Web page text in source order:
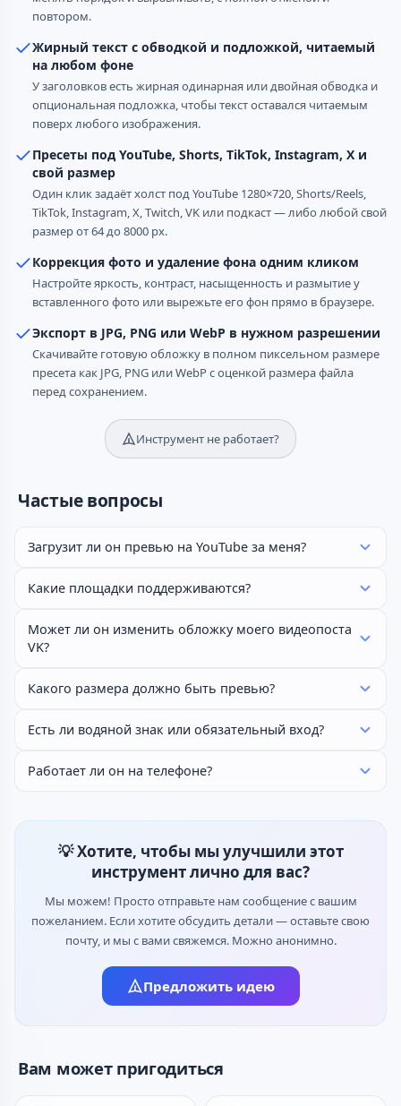
повтором.
Жирный текст с обводкой и подложкой, читаемый
на любом фоне
У заголовков есть жирная одинарная или двойная обводка и
опциональная подложка, чтобы текст оставался читаемым
поверх любого изображения.
Пресеты под YouTube, Shorts, TikTok, Instagram, X и
свой размер
Один клик задаёт холст под YouTube 1280×720, Shorts/Reels,
TikTok, Instagram, X, Twitch, VK или подкаст — либо любой свой
размер от 64 до 8000 px.
Коррекция фото и удаление фона одним кликом
Настройте яркость, контраст, насыщенность и размытие у
вставленного фото или вырежьте его фон прямо в браузере.
Экспорт в JPG, PNG или WebP в нужном разрешении
Скачивайте готовую обложку в полном пиксельном размере
пресета как JPG, PNG или WebP с оценкой размера файла
перед сохранением.
Инструмент не работает?
Частые вопросы
Загрузит ли он превью на YouTube за меня?
Какие площадки поддерживаются?
Может ли он изменить обложку моего видеопоста
VK?
Какого размера должно быть превью?
Есть ли водяной знак или обязательный вход?
Работает ли он на телефоне?
💡 Хотите, чтобы мы улучшили этот
инструмент лично для вас?
Мы можем! Просто отправьте нам сообщение с вашим
пожеланием. Если хотите обсудить детали — оставьте свою
почту, и мы с вами свяжемся. Можно анонимно.
Предложить идею
Вам может пригодиться